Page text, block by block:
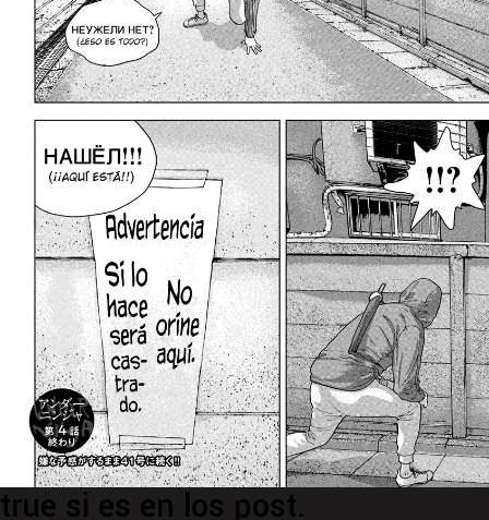
true si es en los post.